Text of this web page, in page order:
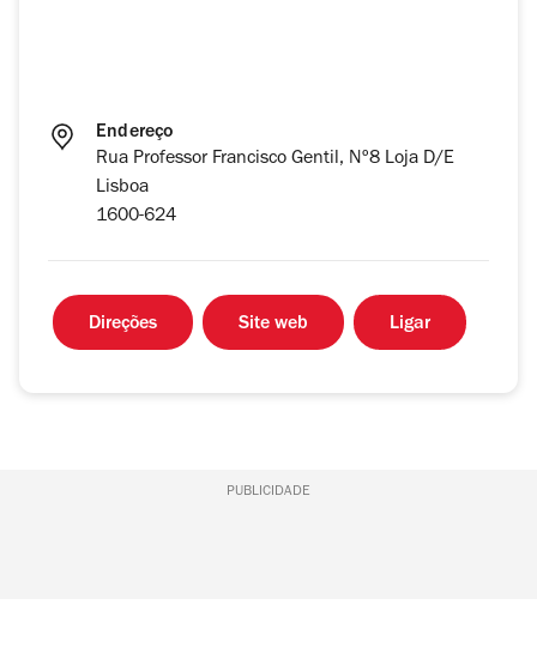
Endereço
Rua Professor Francisco Gentil, Nº8 Loja D/E
Lisboa
1600-624
Direções Site web Ligar
PUBLICIDADE